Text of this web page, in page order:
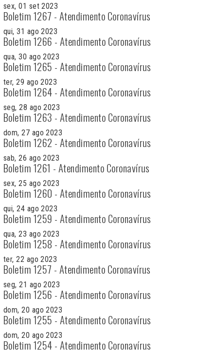
sex, 01 set 2023
Boletim 1267 - Atendimento Coronavírus
qui, 31 ago 2023
Boletim 1266 - Atendimento Coronavírus
qua, 30 ago 2023
Boletim 1265 - Atendimento Coronavírus
ter, 29 ago 2023
Boletim 1264 - Atendimento Coronavírus
seg, 28 ago 2023
Boletim 1263 - Atendimento Coronavírus
dom, 27 ago 2023
Boletim 1262 - Atendimento Coronavírus
sab, 26 ago 2023
Boletim 1261 - Atendimento Coronavírus
sex, 25 ago 2023
Boletim 1260 - Atendimento Coronavírus
qui, 24 ago 2023
Boletim 1259 - Atendimento Coronavírus
qua, 23 ago 2023
Boletim 1258 - Atendimento Coronavírus
ter, 22 ago 2023
Boletim 1257 - Atendimento Coronavírus
seg, 21 ago 2023
Boletim 1256 - Atendimento Coronavírus
dom, 20 ago 2023
Boletim 1255 - Atendimento Coronavírus
dom, 20 ago 2023
Boletim 1254 - Atendimento Coronavírus